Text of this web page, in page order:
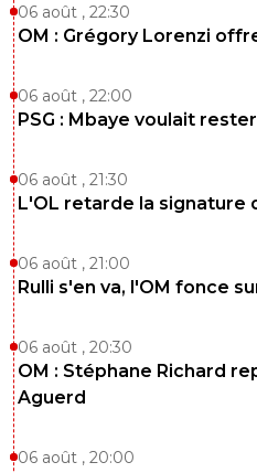
06 août , 22:30
OM : Grégory Lorenzi
06 août , 22:00
PSG : Mbaye voulait
06 août , 21:30
L'OL retarde la signature
06 août , 21:00
Rulli s'en va, l'OM fonce
06 août , 20:30
OM : Stéphane Richard
Aguerd
06 août , 20:00